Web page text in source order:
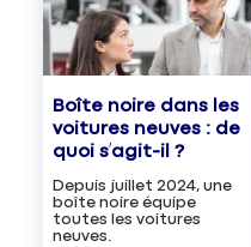
Boîte noire dans les
voitures neuves : de
quoi s’agit-il ?
Depuis juillet 2024, une
boîte noire équipe
toutes les voitures
neuves.